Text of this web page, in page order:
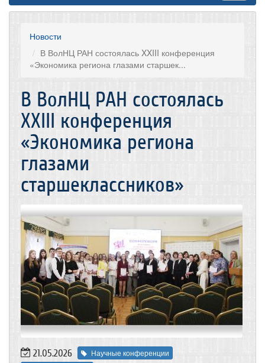
Новости
В ВолНЦ РАН состоялась XXIII конференция
«Экономика региона глазами старшек...
В ВолНЦ РАН состоялась
XXIII конференция
«Экономика региона
глазами
старшеклассников»
21.05.2026
Научные конференции